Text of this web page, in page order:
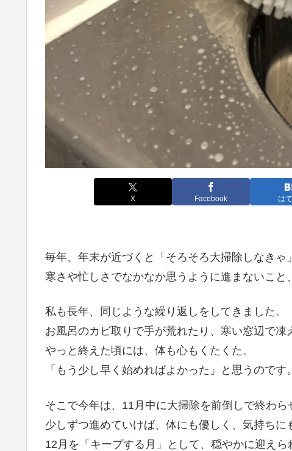
X Facebook は
毎年、年末が近づくと「そろそろ大掃除しなきゃ
寒さや忙しさでなかなか思うように進まないこと
私も長年、同じような繰り返しをしてきました。
お風呂のカビ取りで手が荒れたり、寒い窓辺で凍
やっと終えた頃には、体も心もくたくた。
「もう少し早く始めればよかった」と思うのです。
そこで今年は、11月中に大掃除を前倒しで終わら
少しずつ進めていけば、体にも優しく、気持ちに
12月を「キープする月」として、穏やかに迎えら